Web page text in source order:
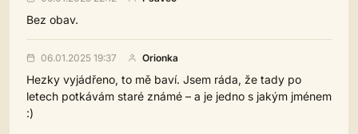
Bez obav.
06.01.2025 19:37 Orionka
Hezky vyjádřeno, to mě baví. Jsem ráda, že tady po
letech potkávám staré známé – a je jedno s jakým jménem
:)